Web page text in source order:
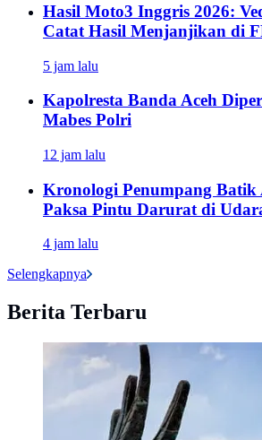
Hasil Moto3 Inggris 2026:
Catat Hasil Menjanjikan di
5 jam lalu
Kapolresta Banda Aceh
Mabes Polri
12 jam lalu
Kronologi Penumpang
Paksa Pintu Darurat di
4 jam lalu
Selengkapnya
Berita Terbaru